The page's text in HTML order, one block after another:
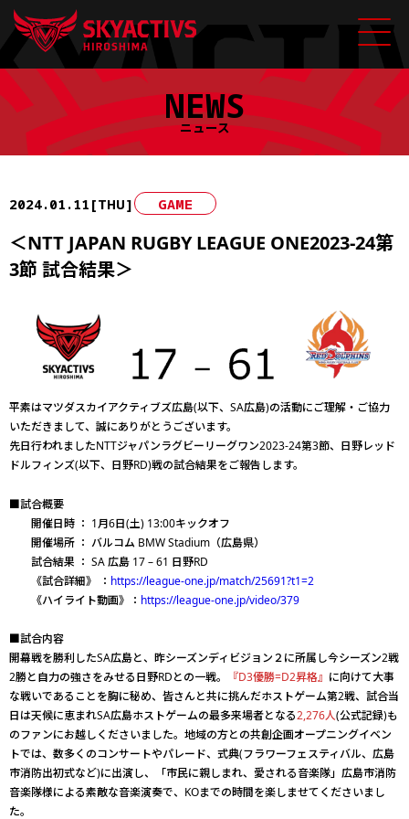
Skip
to
content
NEWS
ニュース
2024.01.11[THU] GAME
＜NTT JAPAN RUGBY LEAGUE ONE2023-24第
3節 試合結果＞
平素はマツダスカイアクティブズ広島(以下、SA広島)の活動にご理解・ご協力
いただきまして、誠にありがとうございます。
先日行われましたNTTジャパンラグビーリーグワン2023-24第3節、日野レッド
ドルフィンズ(以下、日野RD)戦の試合結果をご報告します。
■試合概要
開催日時 ： 1月6日(土) 13:00キックオフ
開催場所 ： バルコム BMW Stadium（広島県）
試合結果 ： SA 広島 17 – 61 日野RD
《試合詳細》 ： https://league-one.jp/match/25691?t1=2
《ハイライト動画》： https://league-one.jp/video/379
■試合内容
開幕戦を勝利したSA広島と、昨シーズンディビジョン２に所属し今シーズン2戦
2勝と自力の強さをみせる日野RDとの一戦。
『D3優勝=D2昇格』 に向けて大事
な戦いであることを胸に秘め、皆さんと共に挑んだホストゲーム第2戦、試合当
日は天候に恵まれSA広島ホストゲームの最多来場者となる2,276人(公式記録)も
のファンにお越しくださいました。地域の方との共創企画オープニングイベン
トでは、数多くのコンサートやパレード、式典(フラワーフェスティバル、広島
市消防出初式など)に出演し、「市民に親しまれ、愛される音楽隊」広島市消防
音楽隊様による素敵な音楽演奏で、KOまでの時間を楽しませてくださいまし
た。